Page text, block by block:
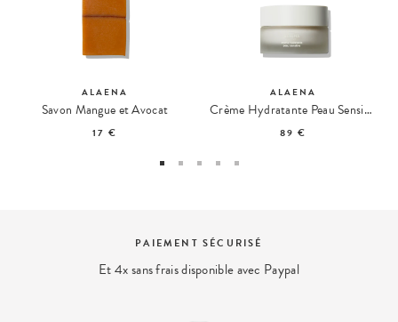
ALAENA
Savon Mangue et Avocat
17 €
ALAENA
Crème Hydratante Peau Sensible
89 €
disponible avec Paypal